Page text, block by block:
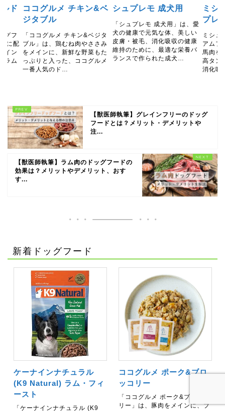
ド
グフ
に配
イン
ラム
ココグルメ チキン&ベ
ジタブル
「ココグルメ チキン&ベジタ
ブル」は、鶏むね肉やささみ
をメインに、新鮮な野菜もた
っぷりと入った、ココグルメ
一番人気のド…
シュプレモ 成犬用
「シュプレモ 成犬用」は、愛
犬の健康で元気な体、美しい
皮膚・被毛、消化吸収の健康
維持のために、最適な栄養バ
ランスで作られた成犬…
ミシ
プレ
ミシュ
アムフ
馬肉を
高タン
消化吸
【獣医師執筆】グレインフリーのドッグ
フードとは？メリット・デメリットや
注...
【獣医師執筆】ラム肉のドッグフードの
効果は？メリットやデメリット、おす
す...
新着ドッグフード
ケーナインナチュラル
(K9 Natural) ラム・フィ
ースト
「ケーナインナチュラル (K9
ココグルメ ポーク&ブロ
ッコリー
「ココグルメ ポーク&ブロッコ
リー」は、豚肉をメインに、ブ